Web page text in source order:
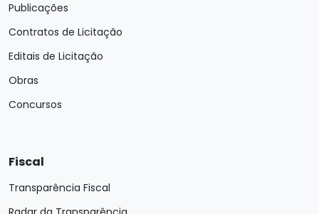
Publicações
Contratos de Licitação
Editais de Licitação
Obras
Concursos
Fiscal
Transparência Fiscal